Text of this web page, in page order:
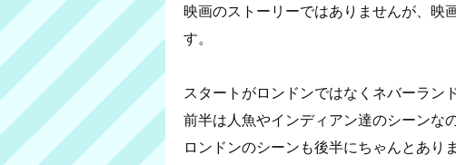
映画のストーリーではありませんが、映
す。
スタートがロンドンではなくネバーラン
前半は人魚やインディアン達のシーンな
ロンドンのシーンも後半にちゃんとありま